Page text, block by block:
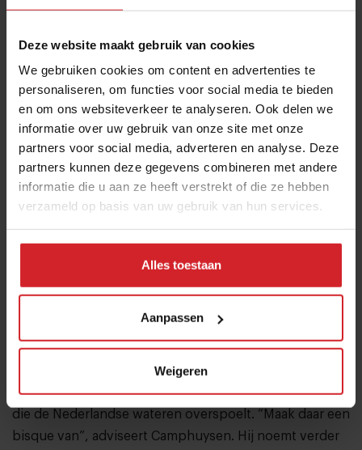
Deze website maakt gebruik van cookies
We gebruiken cookies om content en advertenties te
personaliseren, om functies voor social media te bieden
en om ons websiteverkeer te analyseren. Ook delen we
informatie over uw gebruik van onze site met onze
partners voor social media, adverteren en analyse. Deze
partners kunnen deze gegevens combineren met andere
informatie die u aan ze heeft verstrekt of die ze hebben
verzameld op basis van uw gebruik van hun services.
Alles toestaan
Aanpassen
Weigeren
horsmakreel. “In Nederland wordt die als bijvangst
weggegooid, maar in Spanje is het populair als
tapasgerecht. Rauwe horsmakreel is echt heerlijk.” De
Atlantische makreel kleurt sinds april 2025 rood op de
VISwijzer. Daarmee wordt het eten en verkopen van de
vis afgeraden.
Lees ook
Makreel op de rode lijst van
de VISwijzer: wat is een beter
VISwijzer over culinaire vervangers
Ook invasieve soorten mogen een grotere rol gaan
spelen op de kaart, zoals deAmerikaanse rivierkreeft
die de Nederlandse wateren overspoelt. “Maak daar een
bisque van”, adviseert Camphuysen. Hij noemt verder